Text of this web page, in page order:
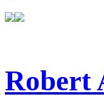
Robert